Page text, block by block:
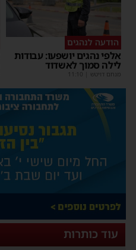
הודעה לנהגים
אלפי נהגים יושפעו: עבודות
לילה סמוך לאשדוד
מנחם דויטש 11:10
עוד כותרות